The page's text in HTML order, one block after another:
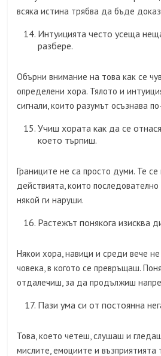
всяка истина трябва да бъде
Интуицията често усеща
разбере.
Обърни внимание на това как се
определени хора. Тялото и
сигнали, които разумът осъзнава
Учиш хората как да се
което търпиш.
Границите не са просто думи. Те
действията, които
някой ги наруши.
Растежът понякога изисква
Някои хора, навици и среди вече
човека, в когото се превръщаш.
отдалечиш, за да продължиш
Пази ума си от постоянна
Това, което четеш, слушаш и
мислите, емоциите и възприятията